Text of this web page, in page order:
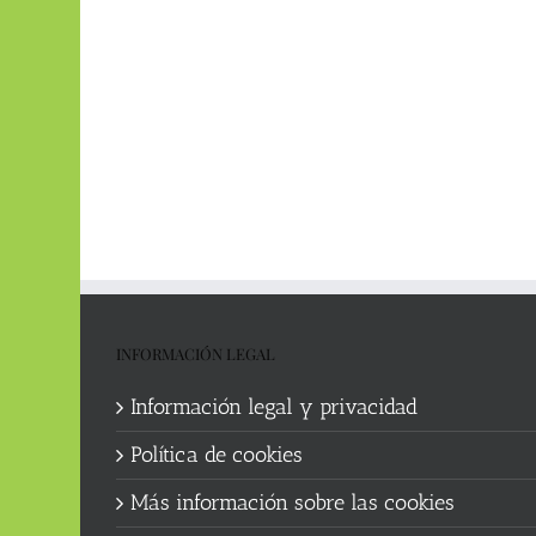
INFORMACIÓN LEGAL
Información legal y privacidad
Política de cookies
Más información sobre las cookies